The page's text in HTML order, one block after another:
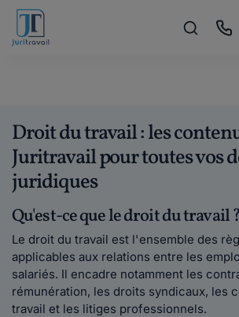
Droit du travail : les
Juritravail pour toutes vos
juridiques
Qu'est-ce que le droit du travail ?
Le droit du travail est l'ensemble des
applicables aux relations entre les
salariés. Il encadre notamment les
rémunération, les droits syndicaux, les
travail et les litiges professionnels.